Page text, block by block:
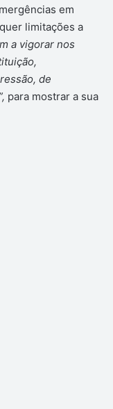
em
limitações a
a vigorar nos
de
para mostrar a sua